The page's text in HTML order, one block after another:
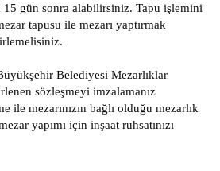
gün sonra alabilirsiniz. Tapu işlemini
tapusu ile mezarı yaptırmak
Belediyesi Mezarlıklar
sözleşmeyi imzalamanız
ile mezarınızın bağlı olduğu mezarlık
yapımı için inşaat ruhsatınızı